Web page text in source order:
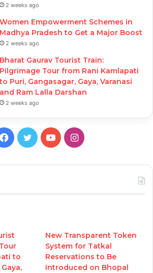
2 weeks ago
Women Empowerment Schemes in
Madhya Pradesh to Get a Major Boost
2 weeks ago
Bharat Gaurav Tourist Train:
Pilgrimage Tour from Rani Kamlapati
to Puri, Gangasagar, Gaya, Varanasi
and Ram Lalla Darshan
2 weeks ago
Facebook
TwitterYouTubeInstagram
to
New Transparent Token
System for Tatkal
Reservations to Be
Introduced on Bhopal